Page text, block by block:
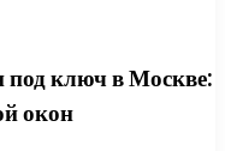
под ключ в Москве:
окон